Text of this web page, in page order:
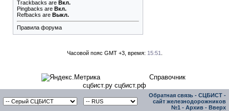
Trackbacks are Вкл.
Pingbacks are Вкл.
Refbacks are Выкл.
Правила форума
Часовой пояс GMT +3, время: 15:51
Справочник
сцбист.ру сцбист.рф
Обратная связь - СЦБИСТ -
сайт железнодорожников
№1 - Архив - Вверх